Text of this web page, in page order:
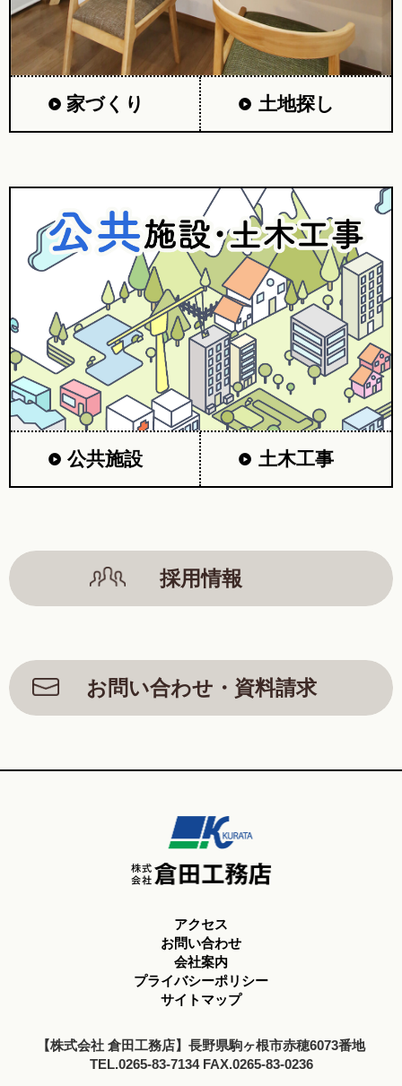
家づくり 土地探し
公共施設 土木工事
採用情報
お問い合わせ・資料請求
アクセス
お問い合わせ
会社案内
プライバシーポリシー
サイトマップ
【株式会社 倉田工務店】長野県駒ヶ根市赤穂6073番地
TEL.0265-83-7134 FAX.0265-83-0236